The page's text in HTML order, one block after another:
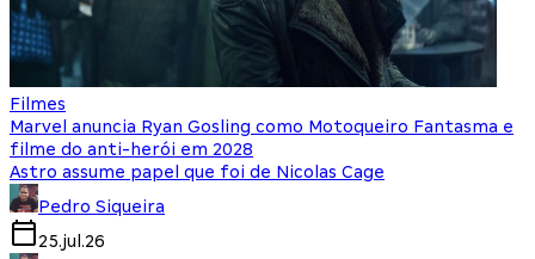
Filmes
Marvel anuncia Ryan Gosling como Motoqueiro Fantasma e
filme do anti-herói em 2028
Astro assume papel que foi de Nicolas Cage
Pedro Siqueira
25.jul.26